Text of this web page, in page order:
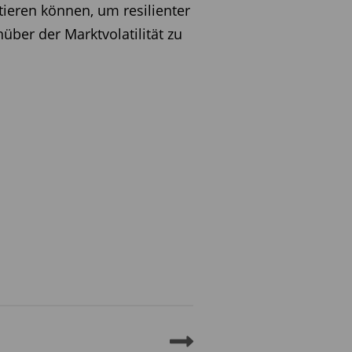
können, um resilienter
der Marktvolatilität zu